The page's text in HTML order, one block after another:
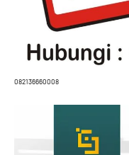
082136660008